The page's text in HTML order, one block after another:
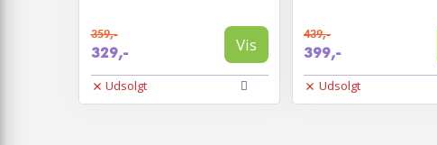
359,-
329,- Vis
Udsolgt
439,-
399,-
Udsolgt